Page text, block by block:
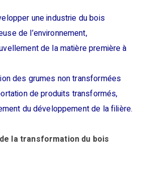
une industrie du bois
de l’environnement,
de la matière première à
des grumes non transformées
de produits transformés,
du développement de la filière.
la transformation du bois